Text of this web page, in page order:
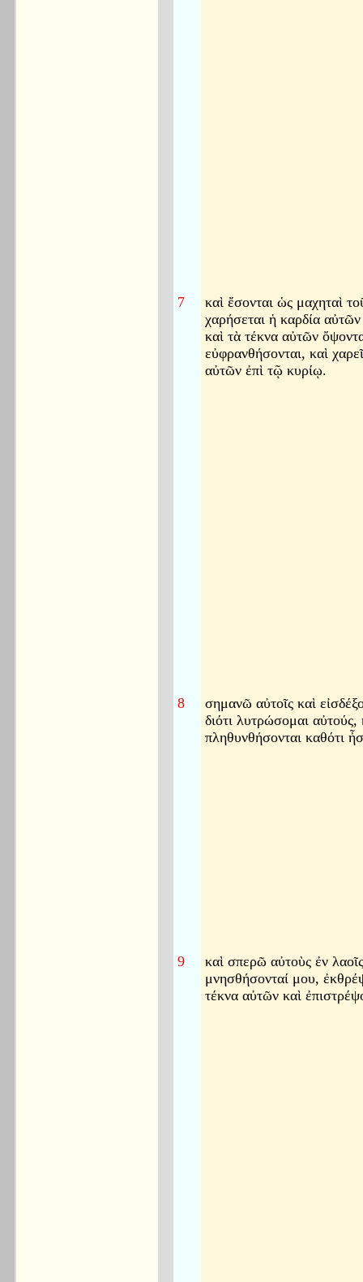
7
καὶ ἔσονται ὡς μαχηταὶ
χαρήσεται ἡ καρδία
καὶ τὰ τέκνα αὐτῶν
εὐφρανθήσονται, καὶ
αὐτῶν ἐπὶ τῷ κυρίῳ.
8
σημανῶ αὐτοῖς καὶ
διότι λυτρώσομαι αὐτούς,
πληθυνθήσονται καθότι
9
καὶ σπερῶ αὐτοὺς ἐν
μνησθήσονταί μου,
τέκνα αὐτῶν καὶ